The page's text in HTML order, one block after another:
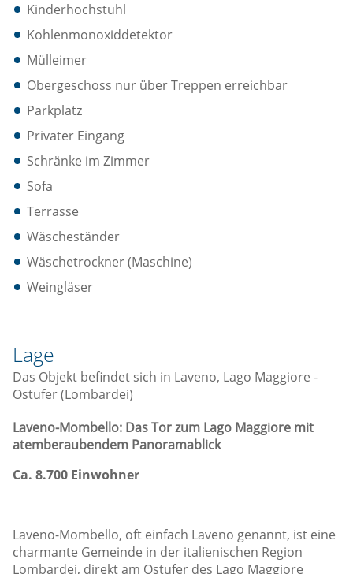
Kinderhochstuhl
Kohlenmonoxiddetektor
Mülleimer
Obergeschoss nur über Treppen erreichbar
Parkplatz
Privater Eingang
Schränke im Zimmer
Sofa
Terrasse
Wäscheständer
Wäschetrockner (Maschine)
Weingläser
Lage
Das Objekt befindet sich in Laveno, Lago Maggiore -
Ostufer (Lombardei)
Laveno-Mombello: Das Tor zum Lago Maggiore mit
atemberaubendem Panoramablick
Ca. 8.700 Einwohner
Laveno-Mombello, oft einfach Laveno genannt, ist eine
charmante Gemeinde in der italienischen Region
Lombardei, direkt am Ostufer des Lago Maggiore